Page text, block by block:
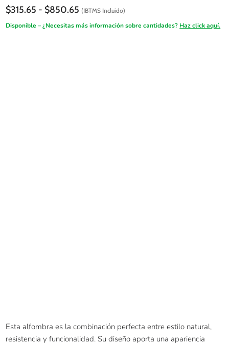
$315.65 - $850.65 Rango
precios:
(IBTMS Incluido)
Disponible – ¿Necesitas más información sobre cantidades? Haz click aquí.
Esta alfombra es la combinación perfecta entre estilo natural,
resistencia y funcionalidad. Su diseño aporta una apariencia